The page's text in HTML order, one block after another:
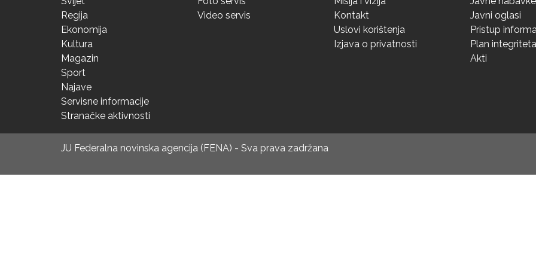
Regija
Ekonomija
Kultura
Magazin
Sport
Najave
Servisne informacije
Stranačke aktivnosti
Video servis
Kontakt
Uslovi korištenja
Izjava o privatnosti
Javni oglasi
Pristup
Plan integriteta
Akti
JU Federalna novinska agencija (FENA) - Sva prava zadržana